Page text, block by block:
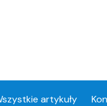
artykuły